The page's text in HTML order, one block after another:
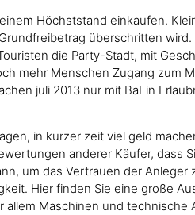
Höchststand einkaufen.
überschritten
die Party-Stadt, mit
mehr Menschen Zugang zum
juli 2013 nur mit BaFin
in kurzer zeit viel geld
anderer Käufer, dass
um das Vertrauen der
Hier finden Sie eine große
Maschinen und technische